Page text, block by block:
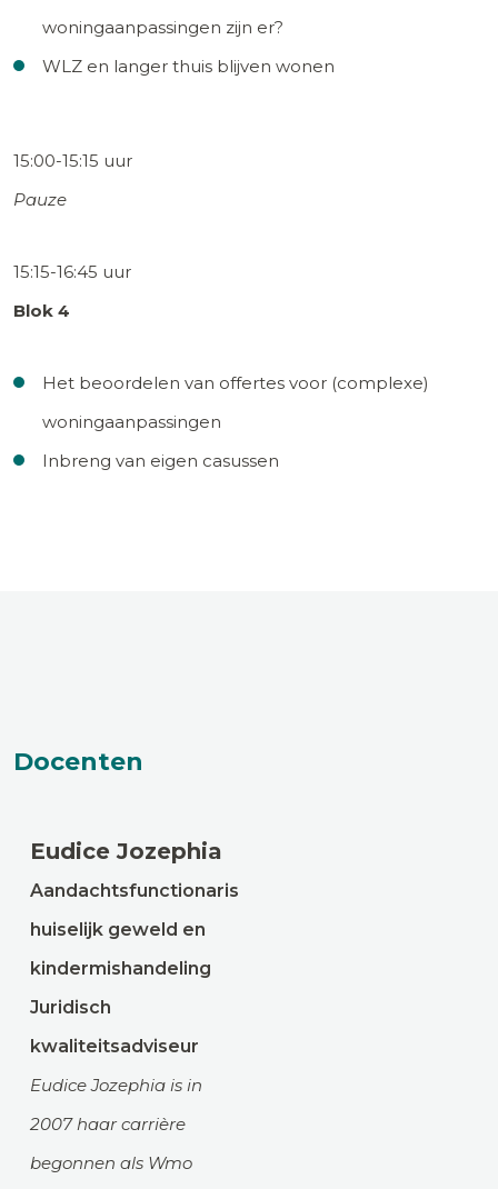
woningaanpassingen zijn er?
WLZ en langer thuis blijven wonen
15:00-15:15 uur
Pauze
15:15-16:45 uur
Blok 4
Het beoordelen van offertes voor (complexe)
woningaanpassingen
Inbreng van eigen casussen
Docenten
Eudice Jozephia
Aandachtsfunctionaris
huiselijk geweld en
kindermishandeling
Juridisch
kwaliteitsadviseur
Eudice Jozephia is in
2007 haar carrière
begonnen als Wmo